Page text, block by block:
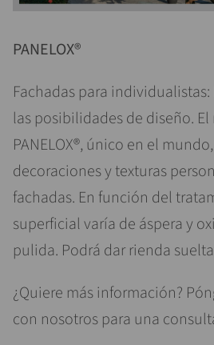
PANELOX®
Fachadas para individualistas:
las posibilidades de diseño.
PANELOX®, único en el
decoraciones y texturas
fachadas. En función del
superficial varía de áspera y
pulida. Podrá dar rienda
¿Quiere más información?
con nosotros para una